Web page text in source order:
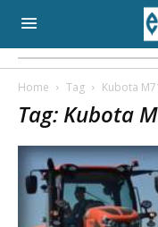
Home Tag Kubota
Tag: Kubota